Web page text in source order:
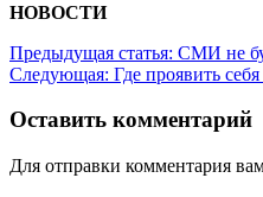
НОВОСТИ
Предыдущая статья: СМИ не
Следующая: Где проявить
Оставить комментарий
Для отправки комментария